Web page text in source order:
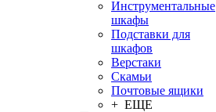
Инструментальные
шкафы
Подставки для
шкафов
Верстаки
Скамьи
Почтовые ящики
+ ЕЩЕ